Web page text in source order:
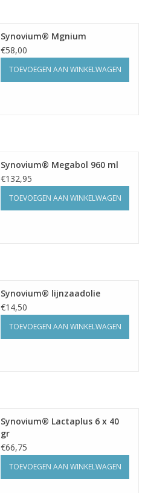
Synovium® Mgnium
€58,00
TOEVOEGEN AAN WINKELWAGEN
Synovium® Megabol 960 ml
€132,95
TOEVOEGEN AAN WINKELWAGEN
Synovium® lijnzaadolie
€14,50
TOEVOEGEN AAN WINKELWAGEN
Synovium® Lactaplus 6 x 40
gr
€66,75
TOEVOEGEN AAN WINKELWAGEN